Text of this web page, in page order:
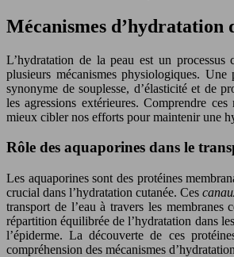
Mécanismes d’hydratation
L’hydratation de la peau est un processus
plusieurs mécanismes physiologiques. Une
synonyme de souplesse, d’élasticité et de
les agressions extérieures. Comprendre ces
mieux cibler nos efforts pour maintenir une
Rôle des aquaporines dans le
Les aquaporines sont des protéines
crucial dans l’hydratation cutanée. Ces
transport de l’eau à travers les membranes
répartition équilibrée de l’hydratation dans
l’épiderme. La découverte de ces
compréhension des mécanismes